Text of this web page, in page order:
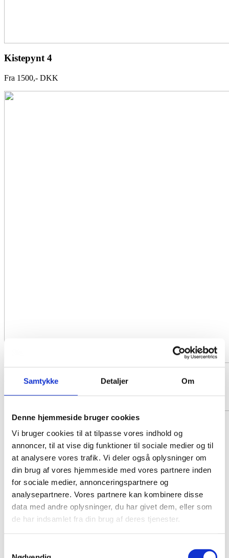
Samtykke Detaljer Om
Denne hjemmeside bruger cookies
Vi bruger cookies til at tilpasse vores indhold og
annoncer, til at vise dig funktioner til sociale medier og til
at analysere vores trafik. Vi deler også oplysninger om
din brug af vores hjemmeside med vores partnere inden
for sociale medier, annonceringspartnere og
analysepartnere. Vores partnere kan kombinere disse
data med andre oplysninger, du har givet dem, eller som
de har indsamlet fra din brug af deres tjenester.
Kistepynt 4
Fra 1500,- DKK
Kistepynt 5
Fra 1500,- DKK